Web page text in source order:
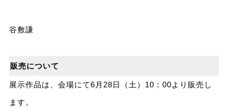
谷敷謙
販売について
展示作品は、会場にて6月28日（土）10：00より販売し
ます。